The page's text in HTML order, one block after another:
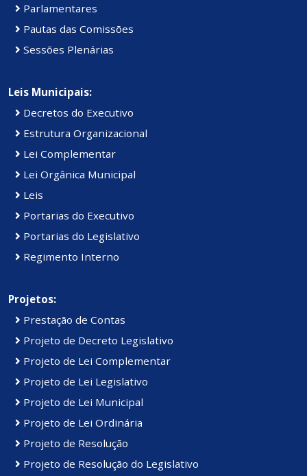
Parlamentares
Pautas das Comissões
Sessões Plenárias
Leis Municipais:
Decretos do Executivo
Estrutura Organizacional
Lei Complementar
Lei Orgânica Municipal
Leis
Portarias do Executivo
Portarias do Legislativo
Regimento Interno
Projetos:
Prestação de Contas
Projeto de Decreto Legislativo
Projeto de Lei Complementar
Projeto de Lei Legislativo
Projeto de Lei Municipal
Projeto de Lei Ordinária
Projeto de Resolução
Projeto de Resolução do Legislativo